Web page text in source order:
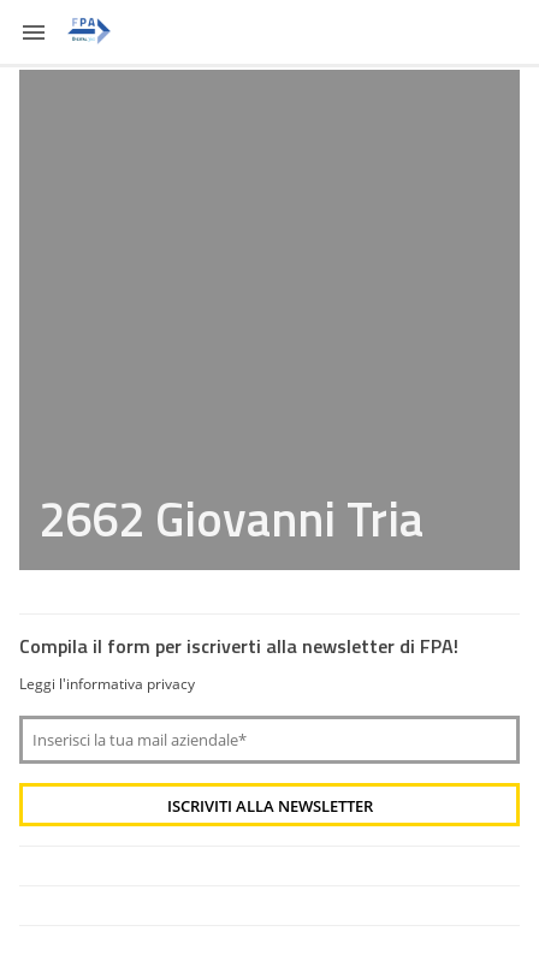
2662 Giovanni Tria
Compila il form per iscriverti alla newsletter di FPA!
Leggi l'informativa privacy